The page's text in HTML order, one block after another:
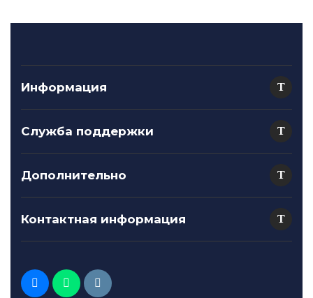
Информация
Служба поддержки
Дополнительно
Контактная информация